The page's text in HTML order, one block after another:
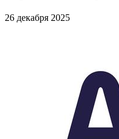
26 декабря 2025